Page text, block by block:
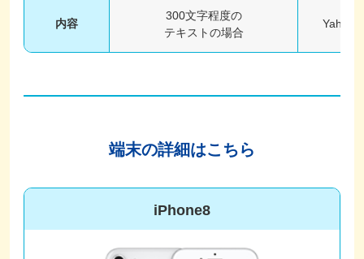
内容
300文字程度の
テキストの場合
Yahoo!
端末の詳細はこちら
iPhone8